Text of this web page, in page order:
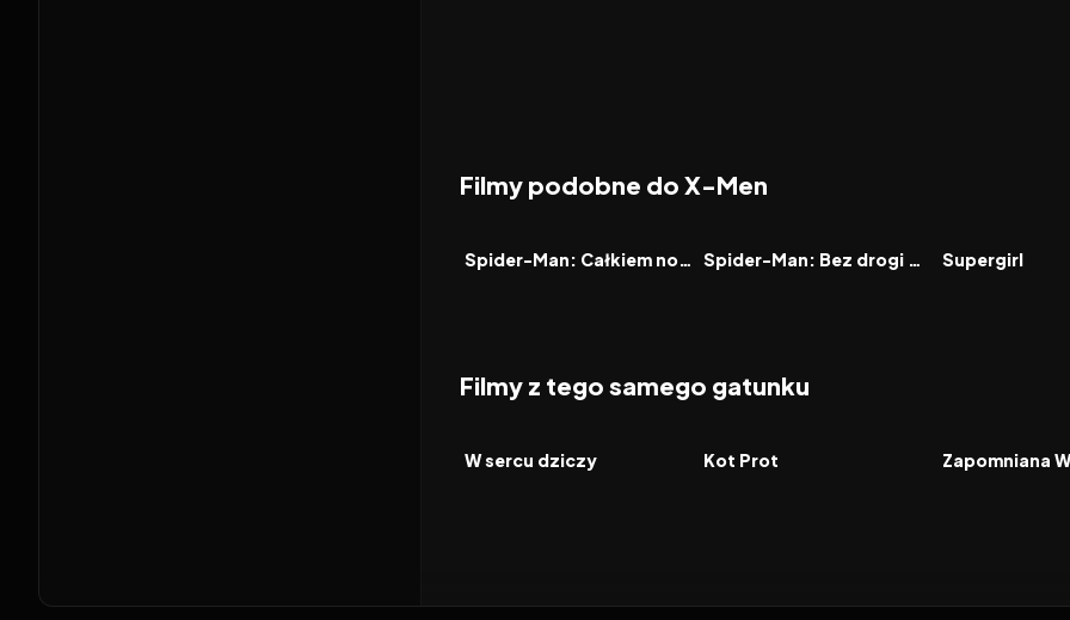
Filmy podobne do X-Men
FILM Spider-Man: Całkiem nowy dzień FILM Spider-Man: Bez drogi do domu FILM
Supergirl
Filmy z tego samego gatunku
FILM
W sercu dziczy FILM
Kot Prot FILM
Zapomniana